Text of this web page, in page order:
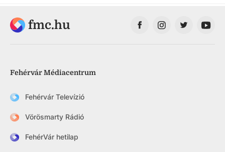
fmc.hu
Fehérvár Médiacentrum
Fehérvár Televízió
Vörösmarty Rádió
FehérVár hetilap